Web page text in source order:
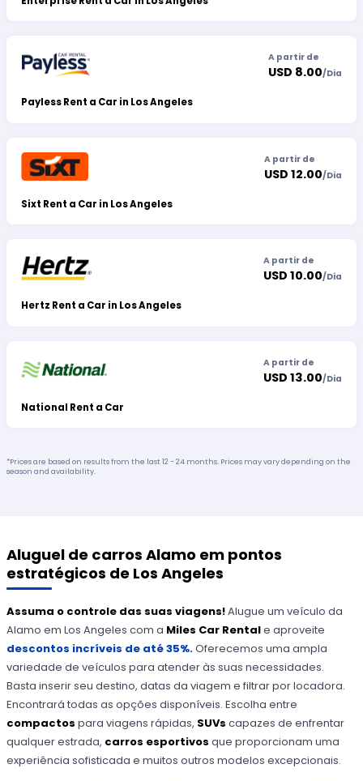
Payless Rent a Car in Los Angeles
A partir de
USD 8.00/Dia
Sixt Rent a Car in Los Angeles
A partir de
USD 12.00/Dia
Hertz Rent a Car in Los Angeles
A partir de
USD 10.00/Dia
National Rent a Car
A partir de
USD 13.00/Dia
*Prices are based on results from the last 12 - 24 months. Prices may vary depending on the
season and availability.
Aluguel de carros Alamo em pontos
estratégicos de Los Angeles
Assuma o controle das suas viagens!Alugue um veículo da
Alamo em Los Angeles com a Miles Car Rentale aproveite
descontos incríveis de até 35%.Oferecemos uma ampla
variedade de veículos para atender às suas necessidades.
Basta inserir seu destino, datas da viagem e filtrar por locadora.
Encontrará todas as opções disponíveis. Escolha entre
compactospara viagens rápidas, SUVscapazes de enfrentar
qualquer estrada, carros esportivosque proporcionam uma
experiência sofisticada e muitos outros modelos excepcionais.